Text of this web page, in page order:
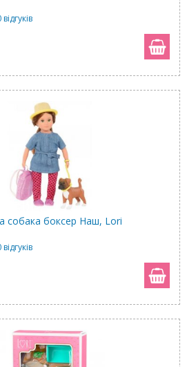
відгуків
собака боксер Наш, Lori
відгуків